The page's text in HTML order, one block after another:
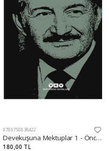
9789750838422
Devekuşuna Mektuplar 1 - Önce İnsan
180,00 TL